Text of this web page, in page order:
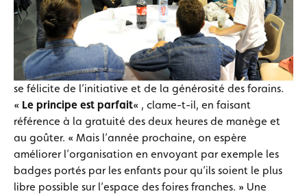
se félicite de l’initiative et de la générosité des forains.
« Le principe est parfait« , clame-t-il, en faisant
référence à la gratuité des deux heures de manège et
au goûter. « Mais l’année prochaine, on espère
améliorer l’organisation en envoyant par exemple les
badges portés par les enfants pour qu’ils soient le plus
libre possible sur l’espace des foires franches. » Une